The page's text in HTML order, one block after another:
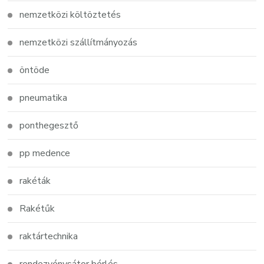
nemzetközi költöztetés
nemzetközi szállítmányozás
öntöde
pneumatika
ponthegesztő
pp medence
rakéták
Rakétűk
raktártechnika